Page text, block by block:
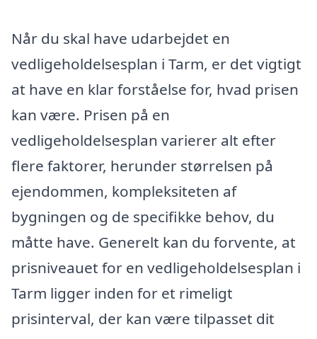
Når du skal have udarbejdet en
vedligeholdelsesplan i Tarm, er det vigtigt
at have en klar forståelse for, hvad prisen
kan være. Prisen på en
vedligeholdelsesplan varierer alt efter
flere faktorer, herunder størrelsen på
ejendommen, kompleksiteten af
bygningen og de specifikke behov, du
måtte have. Generelt kan du forvente, at
prisniveauet for en vedligeholdelsesplan i
Tarm ligger inden for et rimeligt
prisinterval, der kan være tilpasset dit